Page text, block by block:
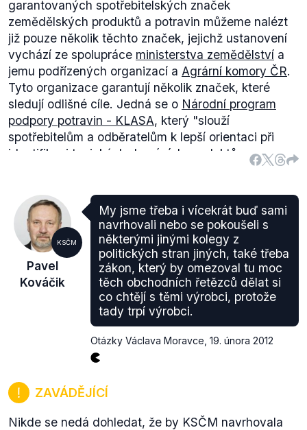
garantovaných spotřebitelských značek
zemědělských produktů a potravin můžeme nalézt
již pouze několik těchto značek, jejichž ustanovení
vychází ze spolupráce ministerstva zemědělství a
jemu podřízených organizací a Agrární komory ČR.
Tyto organizace garantují několik značek, které
sledují odlišné cíle. Jedná se o Národní program
podpory potravin - KLASA, který "slouží
spotřebitelům a odběratelům k lepší orientaci při
identifikaci typických domácích produktů,
zaměřen na podporu
domácích potravinářských a
zemědělských výrobků, je možné získat tuto
garanci i prozahraniční výrobce(pdf.). Následuje
programRegionální potravina, který se zaměňuje na
regionálními potraviny z jednotlivých krajů České
republiky. Vzhledem k výše uvedenému můžeme
daný výrok považovat za pravdivý.
KSČM
Pavel
Kováčik
My jsme třeba i vícekrát buď sami
navrhovali nebo se pokoušeli s
některými jinými kolegy z
politických stran jiných, také třeba
zákon, který by omezoval tu moc
těch obchodních řetězců dělat si
co chtějí s těmi výrobci, protože
tady trpí výrobci.
Otázky Václava Moravce 19. února 2012
ZAVÁDĚJÍCÍ
Nikde se nedá dohledat, že by KSČM navrhovala